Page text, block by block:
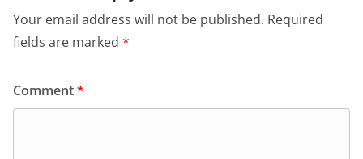
Your email address will not be published. Required
fields are marked *
Comment*